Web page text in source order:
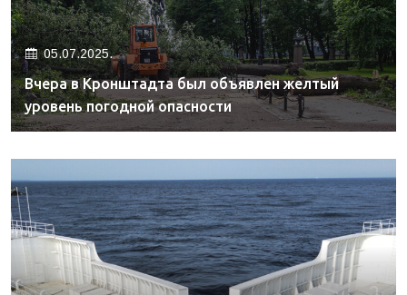
05.07.2025.
Вчера в Кронштадта был объявлен желтый
уровень погодной опасности